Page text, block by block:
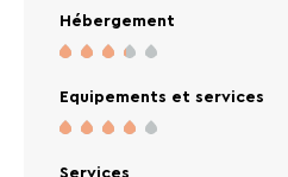
Hébergement
Equipements et services
Services